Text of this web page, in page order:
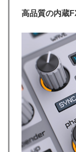
高品質の内蔵